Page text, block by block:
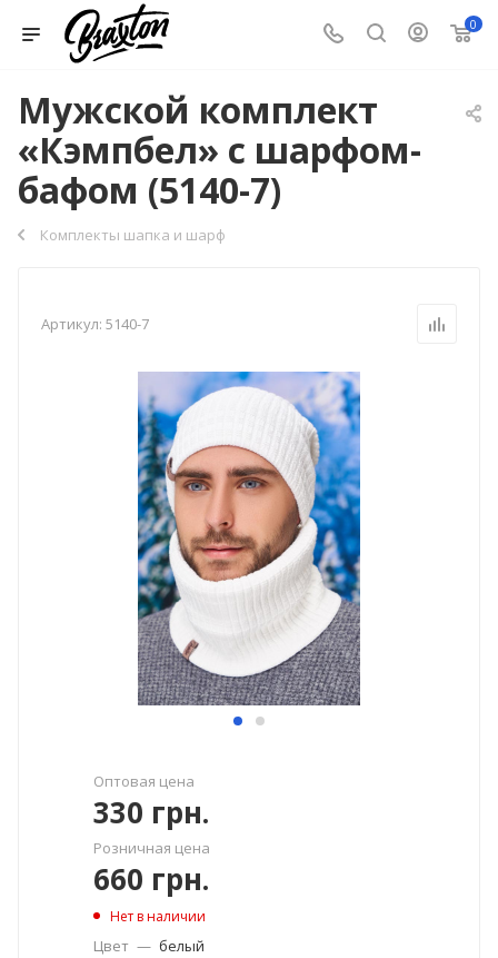
0
Мужской комплект
«Кэмпбел» с шарфом-
бафом (5140-7)
Комплекты шапка и шарф
Артикул: 5140-7
Оптовая цена
330 грн.
Розничная цена
660 грн.
Нет в наличии
Цвет — белый